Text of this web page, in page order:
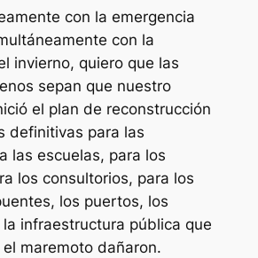
con la emergencia
con la
invierno, quiero que las
sepan que nuestro
el plan de reconstrucción
definitivas para las
las escuelas, para los
los consultorios, para los
los puertos, los
infraestructura pública que
maremoto dañaron.